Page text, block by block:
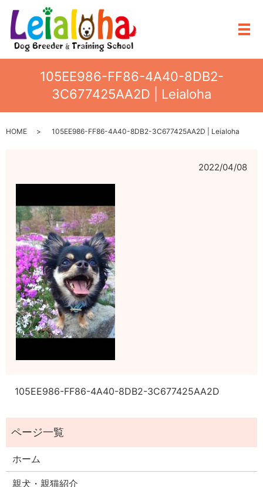
メ
105EE986-FF86-4A40-8DB2-
3C677425AA2D | Leialoha
HOME 105EE986-FF86-4A40-8DB2-3C677425AA2D | Leialoha
2022/04/08
105EE986-FF86-4A40-8DB2-3C677425AA2D
ホーム
親犬・親猫紹介